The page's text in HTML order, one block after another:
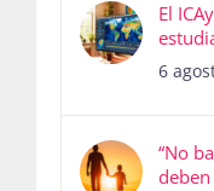
El
6
“No